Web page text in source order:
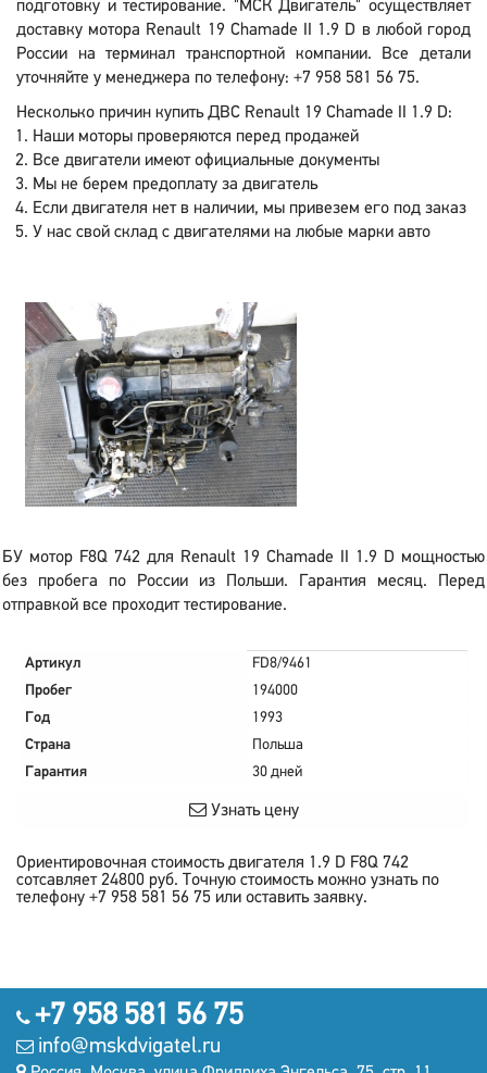
подготовку и тестирование. "МСК Двигатель" осуществляет
доставку мотора Renault 19 Chamade II 1.9 D в любой город
России на терминал транспортной компании. Все детали
уточняйте у менеджера по телефону: +7 958 581 56 75.
Несколько причин купить ДВС Renault 19 Chamade II 1.9 D:
Наши моторы проверяются перед продажей
Все двигатели имеют официальные документы
Мы не берем предоплату за двигатель
Если двигателя нет в наличии, мы привезем его под заказ
У нас свой склад с двигателями на любые марки авто
БУ мотор F8Q 742 для Renault 19 Chamade II 1.9 D мощностью
без пробега по России из Польши. Гарантия месяц. Перед
отправкой все проходит тестирование.
Артикул
FD8/9461
Пробег
194000
Год
1993
Страна
Польша
Гарантия
30 дней
Узнать цену
Ориентировочная стоимость двигателя 1.9 D F8Q 742
сотсавляет24800 руб.
Точную стоимость можно узнать по
телефону +7 958 581 56 75 или оставить заявку.
+7 958 581 56 75
info@mskdvigatel.ru